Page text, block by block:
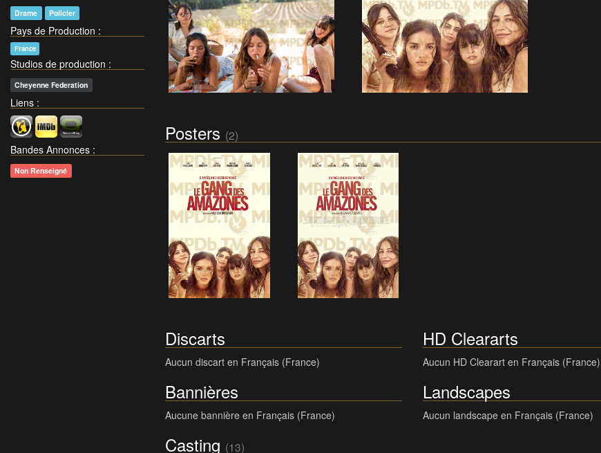
Drame Policier
Pays de Production :
France
Studios de production :
Cheyenne Federation
Liens :
Bandes Annonces :
Non Renseigné
Posters (2)
Discarts
Aucun discart en Français (France)
HD Cleararts
Aucun HD Clearart en Français (France)
Bannières
Aucune bannière en Français (France)
Landscapes
Aucun landscape en Français (France)
Casting (13)